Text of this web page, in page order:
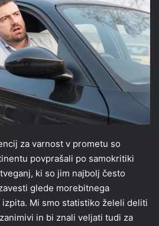
za varnost v prometu so
povprašali po samokritiki
ki so jim najbolj često
glede morebitnega
Mi smo statistiko želeli deliti
in bi znali veljati tudi za